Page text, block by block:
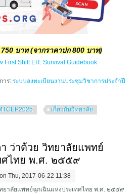
บาท (จากราคาปก 800 บาท)
First Shift ER: Survival Guidebook
าร:ระบบลงทะเบียนงานประชุมวิชาการประจำปี
เกี่ยวกับวิทยาลัย
ว่าด้วย วิทยาลัยแพทย์
ศไทย พ.ศ. ๒๕๕๙
on Thu, 2017-06-22 11:38
าลัยแพทย์ฉุกเฉินแห่งประเทศไทย พ.ศ. ๒๕๕๙